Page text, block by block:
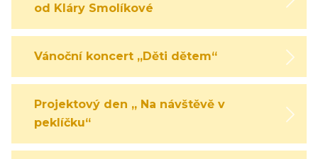
od Kláry Smolíkové
Vánoční koncert „Děti dětem“
Projektový den „ Na návštěvě v
peklíčku“